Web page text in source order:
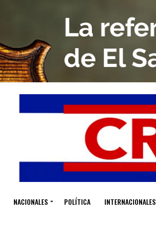
NACIONALES POLÍTICA INTERNACIONALES